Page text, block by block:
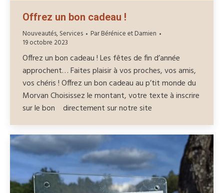
Offrez un bon cadeau !
Nouveautés,Services ParBérénice et Damien
19 octobre 2023
Offrez un bon cadeau ! Les fêtes de fin d’année
approchent… Faites plaisir à vos proches, vos amis,
vos chéris ! Offrez un bon cadeau au p’tit monde du
Morvan Choisissez le montant, votre texte à inscrire
sur le bon directement sur notre site